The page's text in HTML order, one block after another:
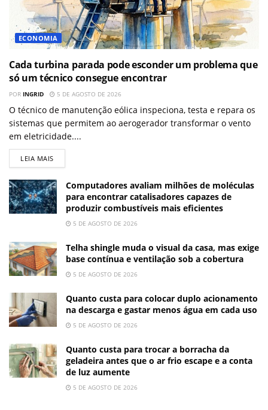
ECONOMIA
Cada turbina parada pode esconder um problema que
só um técnico consegue encontrar
POR INGRID 5 DE AGOSTO DE 2026
O técnico de manutenção eólica inspeciona, testa e repara os
sistemas que permitem ao aerogerador transformar o vento
em eletricidade....
LEIA MAIS
Computadores avaliam milhões de moléculas
para encontrar catalisadores capazes de
produzir combustíveis mais eficientes
5 DE AGOSTO DE 2026
Telha shingle muda o visual da casa, mas exige
base contínua e ventilação sob a cobertura
5 DE AGOSTO DE 2026
Quanto custa para colocar duplo acionamento
na descarga e gastar menos água em cada uso
5 DE AGOSTO DE 2026
Quanto custa para trocar a borracha da
geladeira antes que o ar frio escape e a conta
de luz aumente
5 DE AGOSTO DE 2026